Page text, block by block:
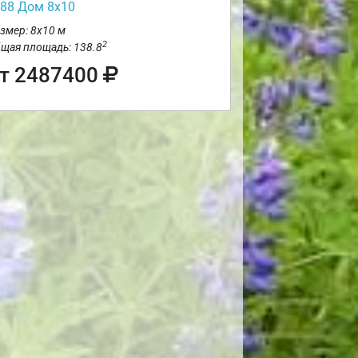
Дом 8х10
8х10 м
площадь: 138.82
2487400